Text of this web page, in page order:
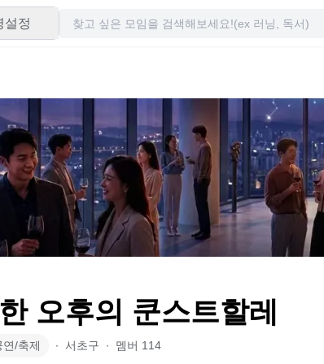
설정
오후의 쿤스트할레
/축제 ∙ 서초구 ∙ 멤버 114